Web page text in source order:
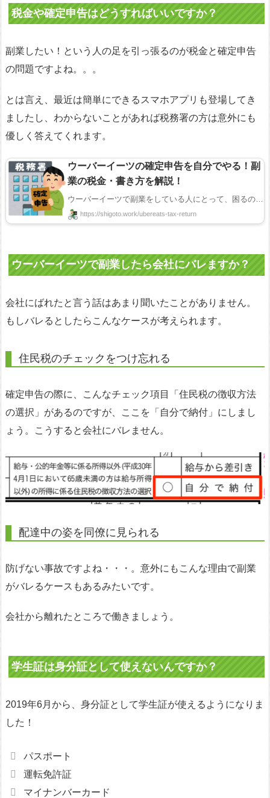
税金や確定申告はどうすればいいですか？
副業したい！という人の足を引っ張るのが税金と確定申告
の問題ですよね。。。
とは言え、最近は簡単にできるスマホアプリも登場してき
ましたし、わからないことがあれば税務署の方は意外にも
優しく答えてくれます。
ウーバーイーツの確定申告を自分でやる！副
業の税金・書き方を解説！
ウーバーイーツで副業をしている人にとって、困るのが確定申告です。そう、税金ですね。 サラリーマン ...
https://shigoto.work/ubereats-tax-return
ウーバーイーツで副業したら会社にバレますか？
会社にばれたと言う話はあまり聞いたことがありません。
もしバレるとしたらこんなケースが考えられます。
住民税のチェックをつけ忘れる
確定申告の際に、こんなチェック項目「住民税の徴収方法
の選択」があるのですが、ここを「自分で納付」にしまし
ょう。こうすると会社にバレません。
配達中の姿を同僚に見られる
防げない事故ですよね・・・。意外にもこんな理由で副業
がバレるケースもあるみたいです。
会社から離れたところで働きましょう。
学生証は身分証として使えないんですか？
2019年6月から、身分証として学生証が使えるようになりま
した！
パスポート
運転免許証
マイナンバーカード